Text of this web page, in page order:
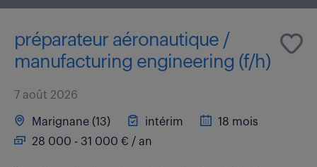
préparateur aéronautique /
manufacturing engineering (f/h)
7 août 2026
Marignane (13) intérim
18 mois
28 000 - 31 000 € / an